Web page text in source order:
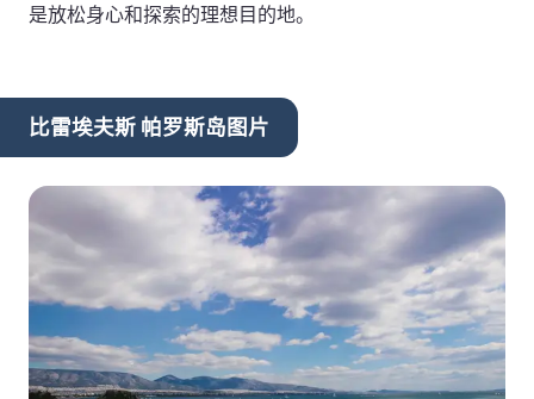
是放松身心和探索的理想目的地。
比雷埃夫斯 帕罗斯岛图片